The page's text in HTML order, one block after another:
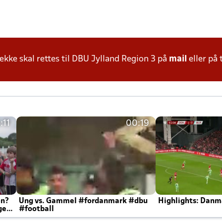
skal rettes til DBU Jylland Region 3 på mail eller på
00:19
Ung vs. Gammel #fordanmark #dbu
#football
Highlights: